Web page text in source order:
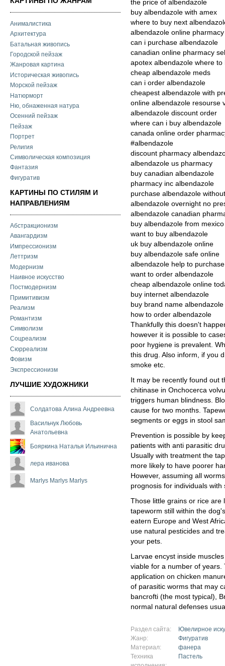
Анималистика
Архитектура
Батальная живопись
Городской пейзаж
Жанровая картина
Историческая живопись
Морской пейзаж
Натюрморт
Ню, обнаженная натура
Осенний пейзаж
Пейзаж
Портрет
Религия
Символическая композиция
Фантазия
Фигуратив
КАРТИНЫ ПО СТИЛЯМ И
НАПРАВЛЕНИЯМ
Абстракционизм
Авангардизм
Импрессионизм
Леттризм
Модернизм
Наивное искусство
Постмодернизм
Примитивизм
Реализм
Романтизм
Символизм
Соцреализм
Сюрреализм
Фовизм
Экспрессионизм
ЛУЧШИЕ ХУДОЖНИКИ
Солдатова Алина Андреевна
Васильчук Любовь
Анатольевна
Бояркина Наталья Ильинична
лера иванова
Marlys Marlys Marlys
the price of albendazole
buy albendazole with amex
where to buy next
albendazole online
can i purchase albendazole
canadian online pharmacy
apotex albendazole where to
cheap albendazole meds
can i order albendazole
cheapest albendazole with
online albendazole resourse
albendazole discount order
where can i buy albendazole
canada online order
#albendazole
discount pharmacy
albendazole us pharmacy
buy canadian albendazole
pharmacy inc albendazole
purchase albendazole
albendazole overnight no
albendazole canadian
buy albendazole from mexico
want to buy albendazole
uk buy albendazole online
buy albendazole safe online
albendazole help to
want to order albendazole
cheap albendazole online
buy internet albendazole
buy brand name
how to order albendazole
Thankfully this doesn't
however it is possible to
poor hygiene is prevalent.
this drug. Also inform, if you
smoke etc.
It may be recently found out
chitinase in Onchocerca
triggers human blindness.
cause for two months.
segments or eggs in stool
Prevention is possible by
patients with anti parasitic
Usually with treatment the
more likely to have poorer
However, assuming all
prognosis for individuals
Those little grains or rice are
tapeworm still within the
eatern Europe and West
use natural pesticides and
your pets.
Larvae encyst inside
viable for a number of years.
application on chicken
of parasitic worms that may
bancrofti (the most typical),
normal natural defenses
Раздел сайта:
Ювелирное
Жанр:
Фигуратив
Материал:
фанера
Техника
Пастель